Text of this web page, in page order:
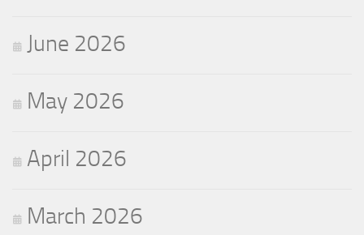
June 2026
May 2026
April 2026
March 2026